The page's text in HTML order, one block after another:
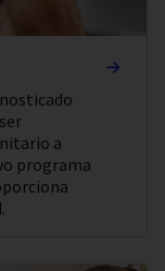
a
programa